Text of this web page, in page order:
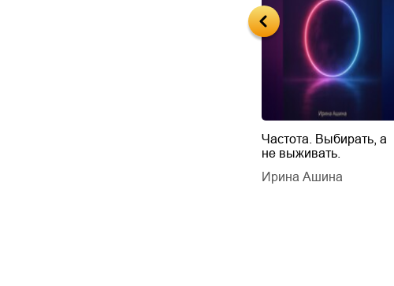
Частота. Выбирать, а
не выживать.
Ирина Ашина